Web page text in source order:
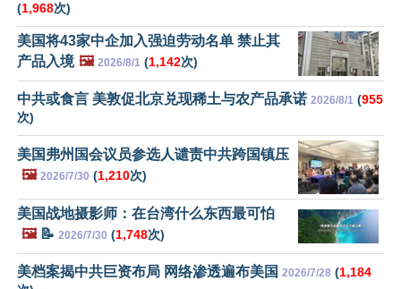
(1,968次)
美国将43家中企加入强迫劳动名单 禁止其
产品入境 🖼️ 2026/8/1 (1,142次)
中共或食言 美敦促北京兑现稀土与农产品承诺 2026/8/1 (955
次)
美国弗州国会议员参选人谴责中共跨国镇压
🖼️ 2026/7/30 (1,210次)
美国战地摄影师：在台湾什么东西最可怕
🖼️📝 2026/7/30 (1,748次)
美档案揭中共巨资布局 网络渗透遍布美国 2026/7/28 (1,184